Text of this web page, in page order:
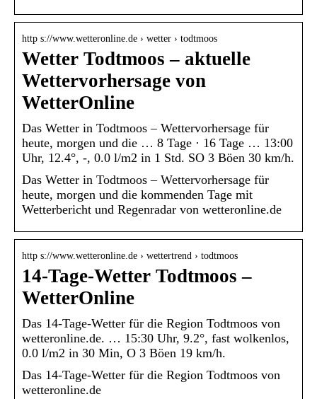
http s://www.wetteronline.de › wetter › todtmoos
Wetter Todtmoos – aktuelle
Wettervorhersage von
WetterOnline
Das Wetter in Todtmoos – Wettervorhersage für
heute, morgen und die … 8 Tage · 16 Tage … 13:00
Uhr, 12.4°, -, 0.0 l/m2 in 1 Std. SO 3 Böen 30 km/h.
Das Wetter in Todtmoos – Wettervorhersage für
heute, morgen und die kommenden Tage mit
Wetterbericht und Regenradar von wetteronline.de
http s://www.wetteronline.de › wettertrend › todtmoos
14-Tage-Wetter Todtmoos –
WetterOnline
Das 14-Tage-Wetter für die Region Todtmoos von
wetteronline.de. … 15:30 Uhr, 9.2°, fast wolkenlos,
0.0 l/m2 in 30 Min, O 3 Böen 19 km/h.
Das 14-Tage-Wetter für die Region Todtmoos von
wetteronline.de